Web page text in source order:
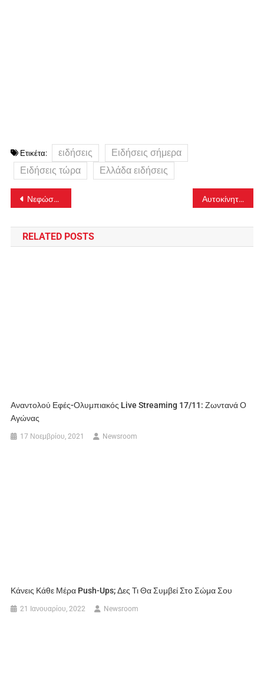
Ετικέτα: ειδήσεις
Ειδήσεις σήμερα
Ειδήσεις τώρα
Ελλάδα ειδήσεις
Πλοήγηση
άρθρων
Νεφώσεις με τοπικές βροχές και σποραδικές καταιγίδες Αυτοκίνητο έπεσε σε χαντάκι στο Μαρκόπουλο – Ένα άτομο ανασύρθηκε χωρίς τις αισθήσεις του
RELATED POSTS
Αναντολού Εφές-Ολυμπιακός Live Streaming 17/11: Ζωντανά Ο
Αγώνας
17 Νοεμβρίου, 2021 Newsroom
Κάνεις Κάθε Μέρα Push-Ups; Δες Τι Θα Συμβεί Στο Σώμα Σου
21 Ιανουαρίου, 2022 Newsroom